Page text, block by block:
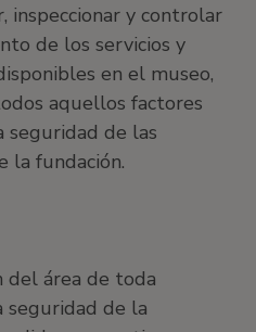
inspeccionar y controlar
de los servicios y
en el museo,
aquellos factores
de las
la fundación.
del área de toda
seguridad de la